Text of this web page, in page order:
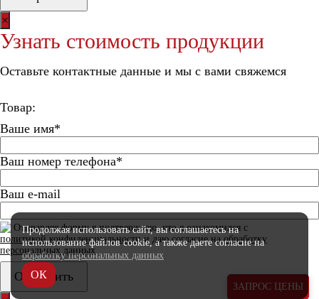
ЗАПРОС ЦЕНЫ
Продолжая использовать сайт, вы соглашаетесьна
использование файлов cookie, а также даете согласиена
обработку персональных данных
ОК
×
Узнать стоимость продукции
Оставьте контактные данные и мы с вами свяжемся
Товар:
Ваше имя*
Ваш номер телефона*
Ваш e-mail
Отправляя форму я подтверждаю, что я ознакомился с
политикой конфиденциальностии даю согласие наобработку
персональных данных